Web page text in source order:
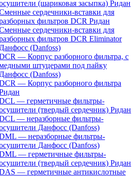
(шариковая засыпка) Ридан
сердечники-вставки для
фильтров DCR Ридан
сердечники-вставки для
фильтров DCR Eliminator
Данфосс (Danfoss)
— Корпус разборного фильтра, с
штуцерами под пайку
Данфосс (Danfoss)
— Корпус разборного фильтра
— герметичные фильтры-
(твердый сердечник) Ридан
— неразборные фильтры-
Данфосс (Danfoss)
— неразборные фильтры-
Данфосс (Danfoss)
— герметичные фильтры-
(твердый сердечник) Ридан
— герметичные антикислотные